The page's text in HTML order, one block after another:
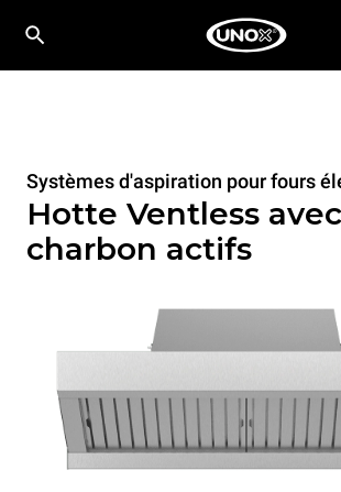
Systèmes d'aspiration pour fours
Hotte Ventless
charbon actifs